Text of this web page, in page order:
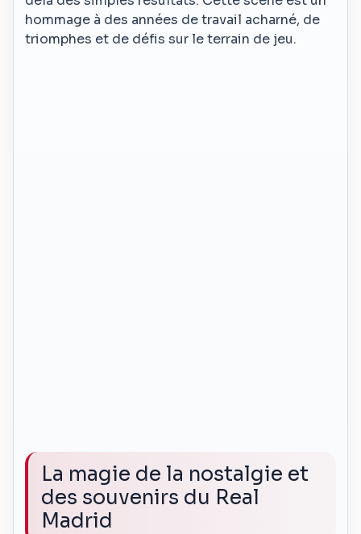
hommage à des années de travail acharné, de
triomphes et de défis sur le terrain de jeu.
La magie de la nostalgie et
des souvenirs du Real
Madrid